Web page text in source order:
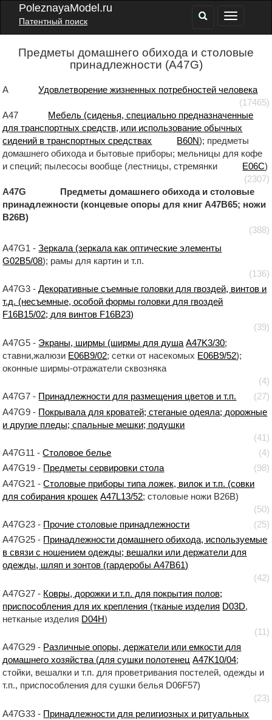
PoleznayaModel.ru
Патентный поиск
Предметы домашнего обихода и столовые
принадлежности (A47G)
A
Удовлетворение жизненных потребностей человека
(17465)
A47
Мебель (сиденья, специально предназначенные
для транспортных средств, или использование обычных
сидений в транспортных средствах
B60N); предметы
домашнего обихода и бытовые приборы; мельницы для кофе
и специй; пылесосы вообще (лестницы, стремянки
E06C)
(2307)
A47G Предметы домашнего обихода и столовые
принадлежности (концевые опоры для книг A47B65; ножи
B26B)
(388)
A47G1 -Зеркала (зеркала как оптические элементы
G02B5/08); рамы для картин и т.п.
(136)
A47G3 -Декоративные съемные головки для гвоздей, винтов и
т.д. (несъемные, особой формы головки для гвоздей
F16B15/02; для винтов F16B23)
(39)
A47G5 - Экраны, ширмы (ширмы для душа A47K3/30;
ставни,жалюзи E06B9/02; сетки от насекомых E06B9/52);
оконные ширмы-отражатели сквозняка
(4)
A47G7 - Принадлежности для размещения цветов и т.п.
(27)
A47G9 - Покрывала для кроватей; стеганые одеяла; дорожные
и другие пледы; спальные мешки; подушки
(41)
A47G11 -Столовое белье
(4)
A47G19 - Предметы сервировки стола
(98)
A47G21 -Столовые приборы типа ложек, вилок и т.п. (совки
для собирания крошек A47L13/52; столовые ножи B26B)
(50)
A47G23 - Прочие столовые принадлежности
(25)
A47G25 - Принадлежности домашнего обихода, используемые
в связи с ношением одежды; вешалки или держатели для
одежды, шляп и зонтов (гардеробы A47B61)
(42)
A47G27 - Ковры, дорожки и т.п. для покрытия полов;
приспособления для их крепления (тканые изделия D03D,
нетканые изделия D04H)
(11)
A47G29 - Различные опоры, держатели или емкости для
домашнего хозяйства (для сушки полотенец A47K10/04;
стойки, вешалки и т.п. для проветривания постелей, одежды и
т.п., приспособления для сушки белья D06F57)
(23)
A47G33 - Принадлежности для религиозных и ритуальных